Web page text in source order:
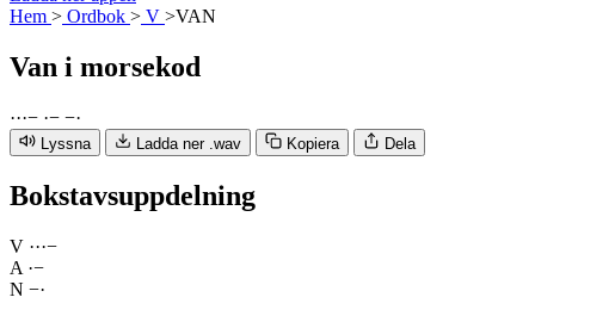
Hem > Ordbok > V >VAN
Van i morsekod
···− ·− −·
Lyssna Ladda ner .wav Kopiera Dela
Bokstavsuppdelning
V ···−
A ·−
N −·